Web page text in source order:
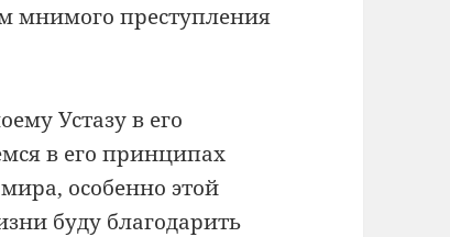
мнимого преступления
Устазу в его
в его принципах
особенно этой
буду благодарить